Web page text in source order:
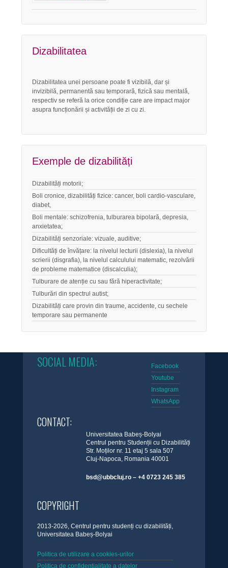
Dizabilitatea
Dizabilitatea unei persoane poate fi vizibilă, dar și
invizibilă, permanentă sau temporară, fizică sau mentală,
respectiv se referă la orice condiție care are impact major
asupra funcționării și activității de zi cu zi.
Exemple de dizabilități
Dizabilități motorii;
Boli cronice, dizabilități fizice: cancer, boli cardio-vasculare,
diabet,
Boli mentale: schizofrenia, tulburarea bipolară, depresia,
anxietatea;
Dizabilități senzoriale: vizuale, auditive;
Dificultăți de învățare: la nivelul lecturii (dislexia), la nivelul
scrierii (disgrafia), la nivelul calculului matematic, rezolvării
de probleme matematice (discalculia);
Tulburare de atenție cu sau fără hiperactivitate;
Tulburări din spectrul autist;
Dizabilități care provin din traume, accidente, cu sechele
temporare sau permanente
SOCIAL MEDIA:
Facebook
Youtube
Instagram
WhatsApp
CONTACT:
Universitatea Babeș-Bolyai
Centrul pentru Studenții cu Dizabilități
Str. Moților nr. 11 etaj 5 sala 507
Cluj-Napoca, Romania 40001
bsd@ubbcluj.ro – +4 0723 245 385
COPYRIGHT
2013-2026, Centrul pentru studenți cu dizabilități,
Universitatea Babeș-Bolyai
Politica de utilizare a cookies-urilor
Politica de confidențialitate a datelor